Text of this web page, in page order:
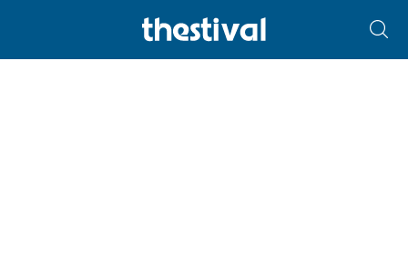
ΌΤΟ ΡΕΧΆΓΚΕΛ